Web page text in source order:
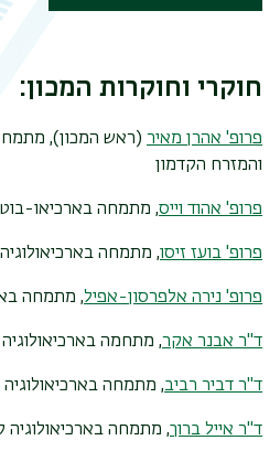
חוקרי וחוקרות המכון:
פרופ' אהרן מאיר (ראש המכון),
והמזרח הקדמון
פרופ' אהוד וייס, מתמחה בארכיאו-
פרופ' בועז זיסו, מתמחה
פרופ' נירה אלפרסון-אפיל, מתמחה
ד"ר אבנר אקר, מתחמה
ד"ר דביר רביב, מתמחה
ד"ר אייל ברוך, מתמחה בארכיאולוגיה